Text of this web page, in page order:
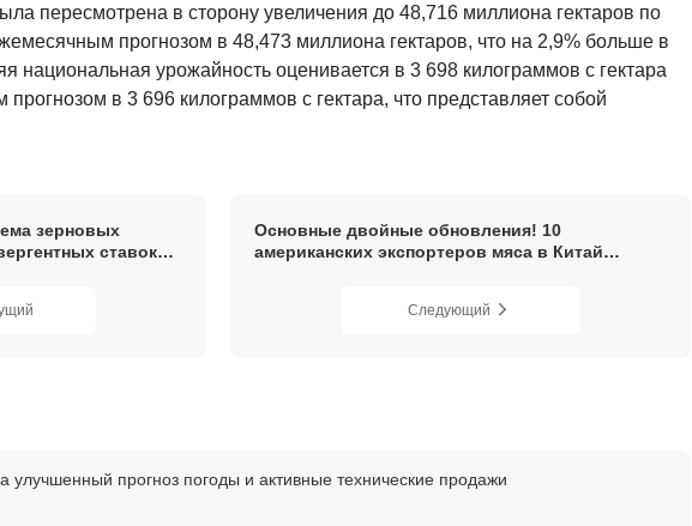
пересмотрена в сторону увеличения до 48,716 миллиона гектаров по
прогнозом в 48,473 миллиона гектаров, что на 2,9% больше в
национальная урожайность оценивается в 3 698 килограммов с гектара
в 3 696 килограммов с гектара, что представляет собой
зерновых
ставок
Основные двойные обновления! 10
американских экспортеров мяса в Китай
возобновили производство!
Следующий
прогноз погоды и активные технические продажи